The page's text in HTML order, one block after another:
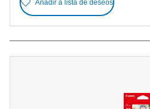
Añadir a lista de deseos